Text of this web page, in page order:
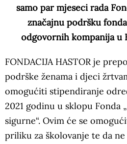
samo par mjeseci rada
značajnu podršku
odgovornih kompanija u
FONDACIJA HASTOR je
podrške ženama i djeci
omogućiti stipendiranje
2021 godinu u sklopu Fonda
sigurne“. Ovim će se
priliku za školovanje te da